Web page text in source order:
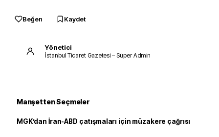
Beğen Kaydet
Yönetici
İstanbul Ticaret Gazetesi – Süper Admin
Manşetten Seçmeler
MGK’dan İran-ABD çatışmaları için müzakere çağrısı